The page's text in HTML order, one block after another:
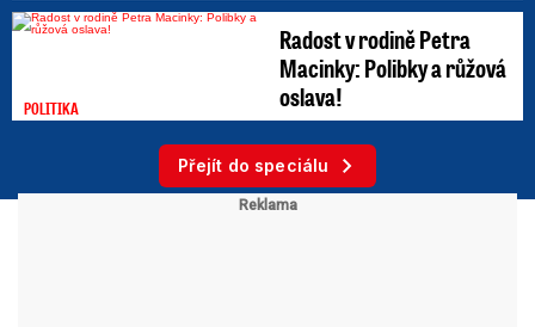
POLITIKA
Radost v rodině Petra
Macinky: Polibky a růžová
oslava!
Přejít do speciálu